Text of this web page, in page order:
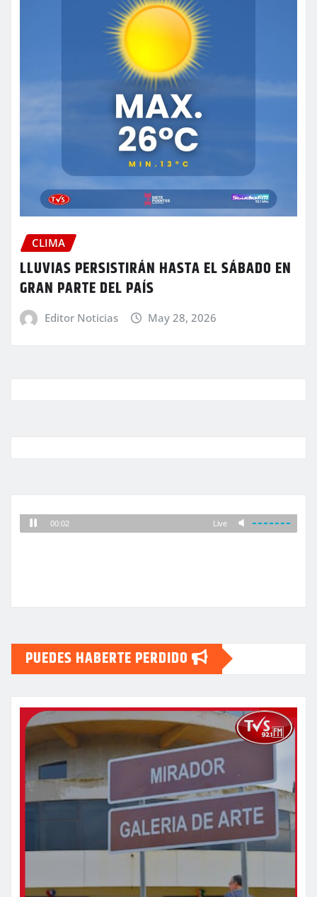
CLIMA
LLUVIAS PERSISTIRÁN HASTA EL SÁBADO EN
GRAN PARTE DEL PAÍS
Editor Noticias May 28, 2026
PUEDES HABERTE PERDIDO